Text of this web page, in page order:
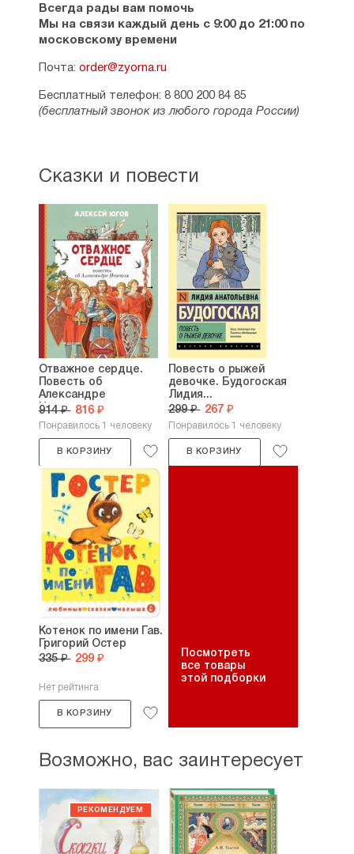
Всегда рады вам помочь
Мы на связи каждый день с 9:00 до 21:00 по
московскому времени
Почта: order@zyorna.ru
Бесплатный телефон: 8 800 200 84 85
(бесплатный звонок из любого города России)
Сказки и повести
Отважное сердце.
Повесть об
Александре
Невском....
914 ₽ 816 ₽
Понравилось 1 человеку
В КОРЗИНУ
Повесть о рыжей
девочке. Будогоская
Лидия...
299 ₽ 267 ₽
Понравилось 1 человеку
В КОРЗИНУ
Котенок по имени Гав.
Григорий Остер
335 ₽ 299 ₽
Нет рейтинга
В КОРЗИНУ
Посмотреть
все товары
этой подборки
Возможно, вас заинтересует